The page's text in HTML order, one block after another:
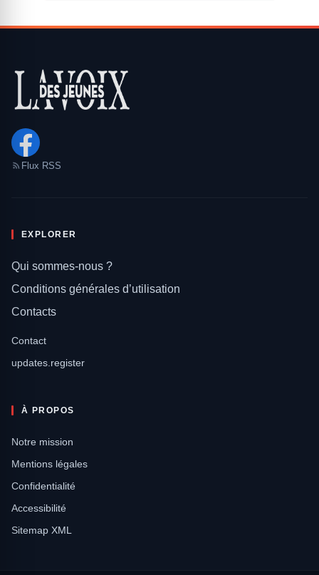
Flux RSS
EXPLORER
Qui sommes-nous ?
Conditions générales d’utilisation
Contacts
Contact
updates.register
À PROPOS
Notre mission
Mentions légales
Confidentialité
Accessibilité
Sitemap XML